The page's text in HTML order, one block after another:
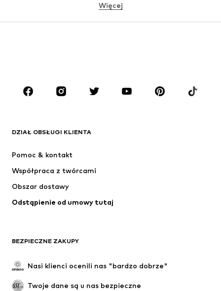
MARKI
Next
ADIDAS PERFORMANCE
Więcej
DZIAŁ OBSŁUGI KLIENTA
Pomoc & kontakt
Współpraca z twórcami
Obszar dostawy
Odstąpienie od umowy tutaj
BEZPIECZNE ZAKUPY
Nasi klienci ocenili nas "bardzo dobrze"
Twoje dane są u nas bezpieczne